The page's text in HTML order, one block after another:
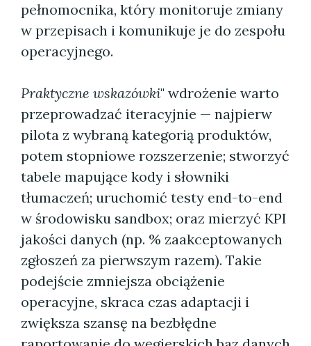
pełnomocnika, który monitoruje zmiany
w przepisach i komunikuje je do zespołu
operacyjnego.
Praktyczne wskazówki" wdrożenie warto
przeprowadzać iteracyjnie — najpierw
pilota z wybraną kategorią produktów,
potem stopniowe rozszerzenie; stworzyć
tabele mapujące kody i słowniki
tłumaczeń; uruchomić testy end-to-end
w środowisku sandbox; oraz mierzyć KPI
jakości danych (np. % zaakceptowanych
zgłoszeń za pierwszym razem). Takie
podejście zmniejsza obciążenie
operacyjne, skraca czas adaptacji i
zwiększa szansę na bezbłędne